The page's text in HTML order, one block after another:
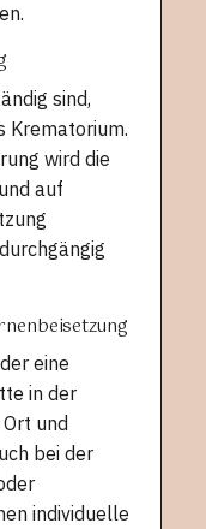
sind,
Krematorium.
wird die
auf
eine
in der
und
bei der
individuelle